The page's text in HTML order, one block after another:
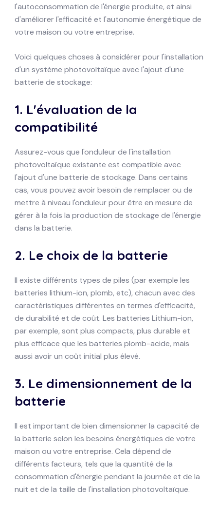
l'autoconsommation de l'énergie produite, et ainsi
d'améliorer l'efficacité et l'autonomie énergétique de
votre maison ou votre entreprise.
Voici quelques choses à considérer pour l'installation
d'un système photovoltaïque avec l'ajout d'une
batterie de stockage:
1. L'évaluation de la
compatibilité
Assurez-vous que l'onduleur de l'installation
photovoltaïque existante est compatible avec
l'ajout d'une batterie de stockage. Dans certains
cas, vous pouvez avoir besoin de remplacer ou de
mettre à niveau l'onduleur pour être en mesure de
gérer à la fois la production de stockage de l'énergie
dans la batterie.
2. Le choix de la batterie
Il existe différents types de piles (par exemple les
batteries lithium-ion, plomb, etc), chacun avec des
caractéristiques différentes en termes d'efficacité,
de durabilité et de coût. Les batteries Lithium-ion,
par exemple, sont plus compacts, plus durable et
plus efficace que les batteries plomb-acide, mais
aussi avoir un coût initial plus élevé.
3. Le dimensionnement de la
batterie
Il est important de bien dimensionner la capacité de
la batterie selon les besoins énergétiques de votre
maison ou votre entreprise. Cela dépend de
différents facteurs, tels que la quantité de la
consommation d'énergie pendant la journée et de la
nuit et de la taille de l'installation photovoltaïque.